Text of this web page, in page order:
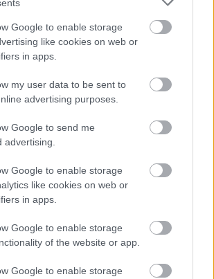
Google to enable storage
like cookies on web or
in apps.
my user data to be sent to
advertising purposes.
Google to send me
advertising.
Google to enable storage
like cookies on web or
in apps.
Google to enable storage
of the website or app.
Google to enable storage